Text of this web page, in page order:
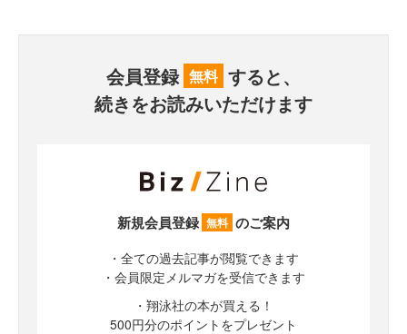
会員登録 無料 すると、
続きをお読みいただけます
新規会員登録 無料 のご案内
・全ての過去記事が閲覧できます
・会員限定メルマガを受信できます
・翔泳社の本が買える！
500円分のポイントをプレゼント